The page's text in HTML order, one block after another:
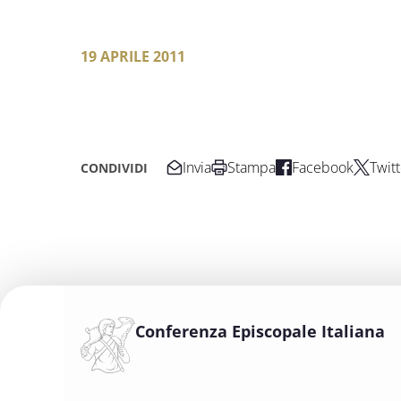
19 APRILE 2011
CONDIVIDI Invia Stampa Facebook
Conferenza Episcopale Italiana